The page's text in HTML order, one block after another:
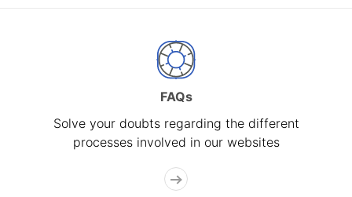
FAQs
Solve your doubts regarding the different
processes involved in our websites